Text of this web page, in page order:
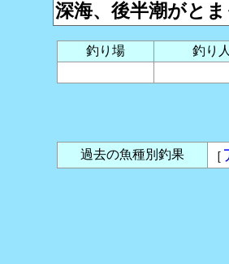
深海、後半潮がと
釣り場 釣り人
過去の魚種別釣果 ［